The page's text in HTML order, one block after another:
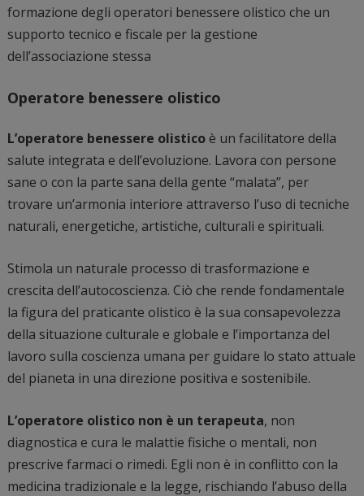
formazione degli operatori benessere olistico che un
supporto tecnico e fiscale per la gestione
dell’associazione stessa
Operatore benessere olistico
L’operatore benessere olisticoè un facilitatore della
salute integrata e dell’evoluzione. Lavora con persone
sane o con la parte sana della gente “malata”, per
trovare un’armonia interiore attraverso l’uso di tecniche
naturali, energetiche, artistiche, culturali e spirituali.
Stimola un naturale processo di trasformazione e
crescita dell’autocoscienza. Ciò che rende fondamentale
la figura del praticante olistico è la sua consapevolezza
della situazione culturale e globale e l’importanza del
lavoro sulla coscienza umana per guidare lo stato attuale
del pianeta in una direzione positiva e sostenibile.
L’operatore olistico non è un terapeuta, non
diagnostica e cura le malattie fisiche o mentali, non
prescrive farmaci o rimedi. Egli non è in conflitto con la
medicina tradizionale e la legge, rischiando l’abuso della